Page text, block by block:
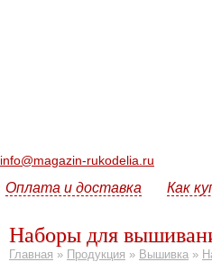
info@magazin-rukodelia.ru
Оплата и доставка Как
Наборы для
Главная » Продукция » Вышивка »